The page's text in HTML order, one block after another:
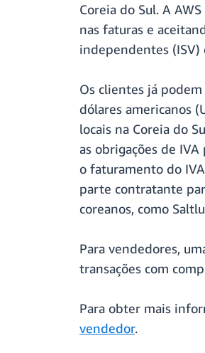
Coreia do Sul. A
nas faturas e
independentes (ISV)
Os clientes já
dólares americanos
locais na Coreia do
as obrigações de
o faturamento do
parte contratante
coreanos, como
Para vendedores,
transações com
Para obter mais
vendedor.